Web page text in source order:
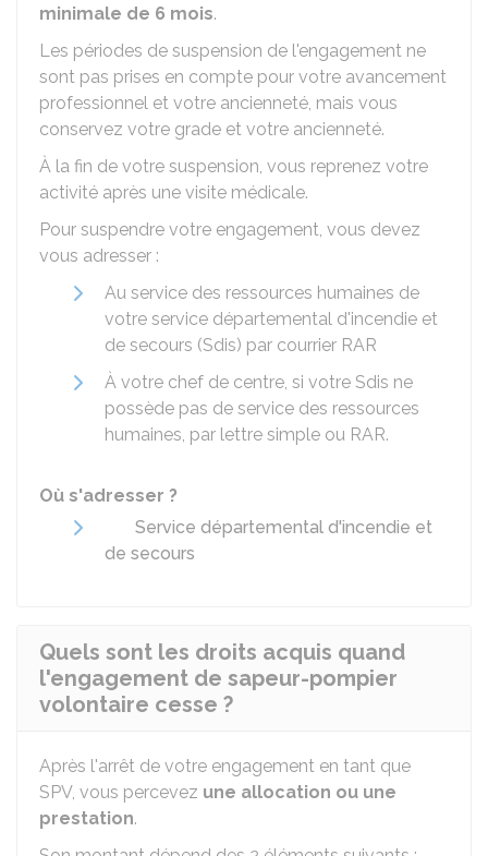
minimale de 6 mois.
Les périodes de suspension de l'engagement ne
sont pas prises en compte pour votre avancement
professionnel et votre ancienneté, mais vous
conservez votre grade et votre ancienneté.
À la fin de votre suspension, vous reprenez votre
activité après une visite médicale.
Pour suspendre votre engagement, vous devez
vous adresser :
Au service des ressources humaines de
votre service départemental d'incendie et
de secours (Sdis) par courrier RAR
À votre chef de centre, si votre Sdis ne
possède pas de service des ressources
humaines, par lettre simple ou RAR.
Où s'adresser ?
Service départemental d'incendie et
de secours
Quels sont les droits acquis quand
l'engagement de sapeur-pompier
volontaire cesse ?
Après l'arrêt de votre engagement en tant que
SPV, vous percevez une allocation ou une
prestation.